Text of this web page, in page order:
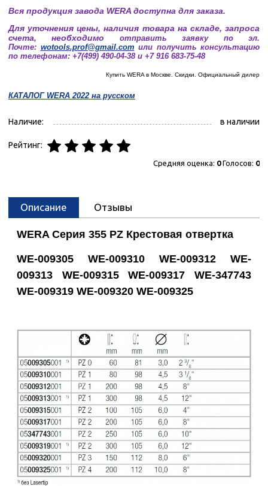
Вся продукция завода WERA доступна для заказа.
Для уточнения цены, наличия товара на складе, запроса
счета, необходимо
отправить заявку по эл.
Почте: wotools.prof@gmail.com или получить консультацию
по телефонам: +7(499) 490-04-38 и +7 916 683-75-48
Купить WERA в Москве. Скидки. Официальный дилер
КАТАЛОГ WERA 2022 на русском
Наличие: в наличии
Рейтинг:
Средняя оценка: 0Голосов: 0
Описание Отзывы
WERA Серия 355 PZ Крестовая отвертка
WE-009305 WE-009310 WE-009312 WE-
009313 WE-009315 WE-009317 WE-347743
WE-009319 WE-009320 WE-009325